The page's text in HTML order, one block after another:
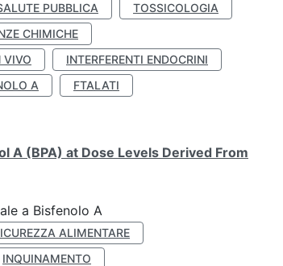
PUBBLICA
TOSSICOLOGIA
CHIMICHE
VIVO
INTERFERENTI ENDOCRINI
A
FTALATI
A (BPA) at Dose Levels Derived From
a Bisfenolo A
ALIMENTARE
INQUINAMENTO